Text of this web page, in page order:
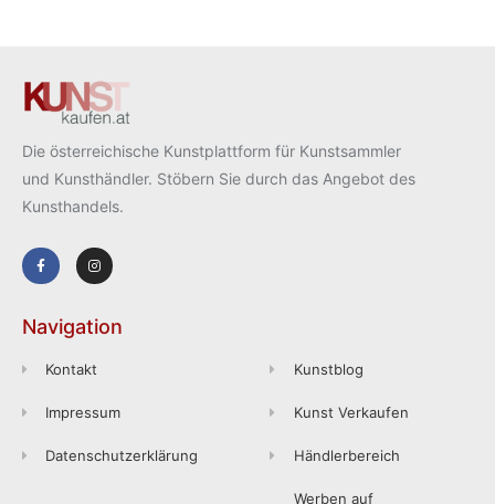
Die österreichische Kunstplattform für Kunstsammler
und Kunsthändler. Stöbern Sie durch das Angebot des
Kunsthandels.
Navigation
Kontakt
Impressum
Datenschutzerklärung
Kunstblog
Kunst Verkaufen
Händlerbereich
Werben auf